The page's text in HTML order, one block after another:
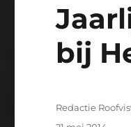
bij
Auteur
Redactie